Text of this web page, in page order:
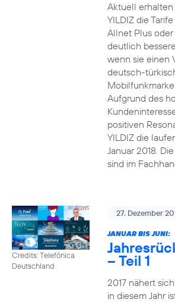
Aktuell erhalten
YILDIZ die
Allnet Plus
deutlich
wenn sie einen
deutsch-
Aufgrund des
positiven
YILDIZ die
Januar 2018.
sind im
Credits: Telefónica
Deutschland
27. Dezember
JANUAR BIS JUNI:
– Teil 1
2017 nähert
in diesem Jahr